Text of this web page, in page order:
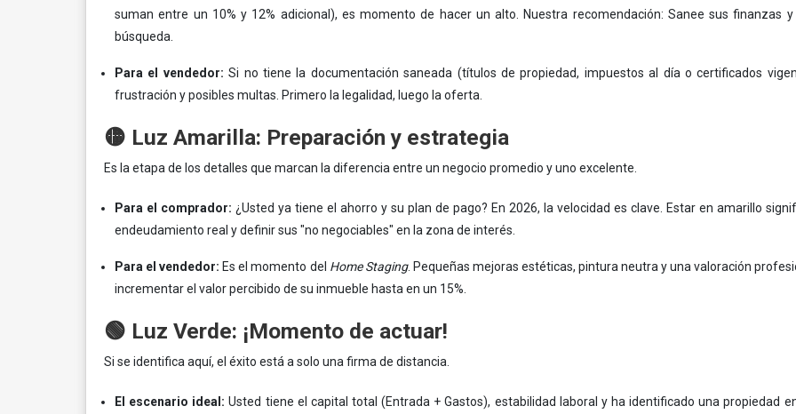
suman entre un 10% y 12% adicional), es momento de hacer un alto. Nuestra recomendación: Sanee sus
búsqueda.
Para el vendedor: Si no tiene la documentación saneada (títulos de propiedad, impuestos al día o certificados
frustración y posibles multas. Primero la legalidad, luego la oferta.
🟡 Luz Amarilla: Preparación y estrategia
Es la etapa de los detalles que marcan la diferencia entre un negocio promedio y uno excelente.
Para el comprador: ¿Usted ya tiene el ahorro y su plan de pago? En 2026, la velocidad es clave. Estar en amarillo
endeudamiento real y definir sus "no negociables" en la zona de interés.
Para el vendedor: Es el momento del Home Staging. Pequeñas mejoras estéticas, pintura neutra y una valoración
incrementar el valor percibido de su inmueble hasta en un 15%.
🟢 Luz Verde: ¡Momento de actuar!
Si se identifica aquí, el éxito está a solo una firma de distancia.
El escenario ideal: Usted tiene el capital total (Entrada + Gastos), estabilidad laboral y ha identificado una propiedad